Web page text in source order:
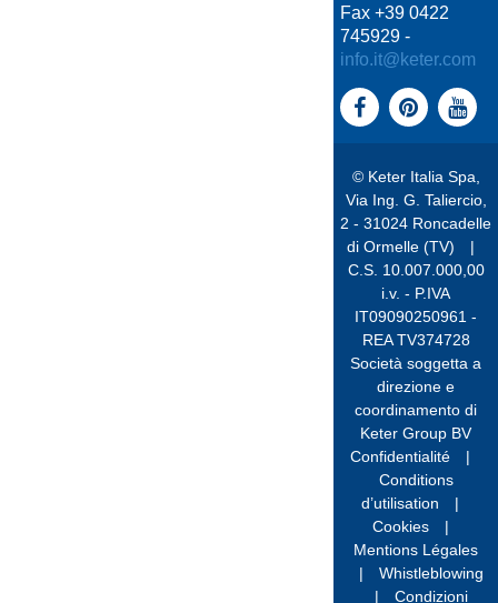
Fax +39 0422
745929 -
info.it@keter.com
© Keter Italia Spa,
Via Ing. G. Taliercio,
2 - 31024 Roncadelle
di Ormelle (TV)
|
C.S. 10.007.000,00
i.v. - P.IVA
IT09090250961 -
REA TV374728
Società soggetta a
direzione e
coordinamento di
Keter Group BV
Confidentialité
|
Conditions
d’utilisation
|
Cookies
|
Mentions Légales
|
Whistleblowing
|
Condizioni